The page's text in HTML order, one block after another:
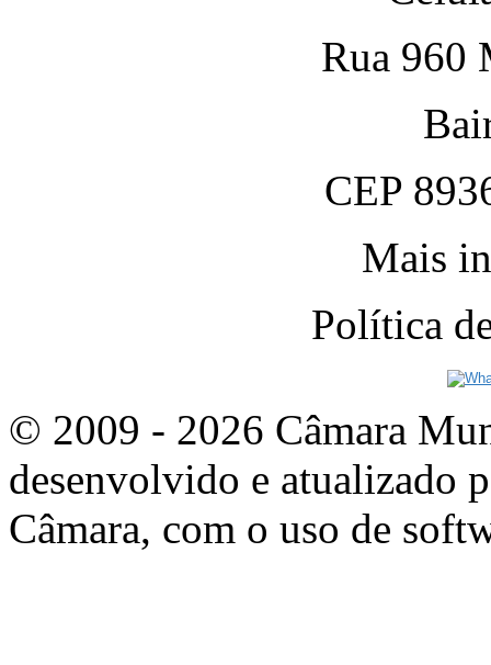
Rua 960
CEP
Mais
Política
© 2009 - 2026 Câmara
desenvolvido e atualizado
Câmara, com o uso de